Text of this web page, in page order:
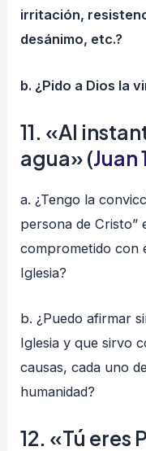
irritación,
desánimo, etc.?
b. ¿Pido a Dios la
11. «Al
agua» (Juan
a. ¿Tengo la
persona de Cristo”
comprometido con
Iglesia?
b. ¿Puedo afirmar
Iglesia y que sirvo
causas, cada uno
humanidad?
12. «Tú eres